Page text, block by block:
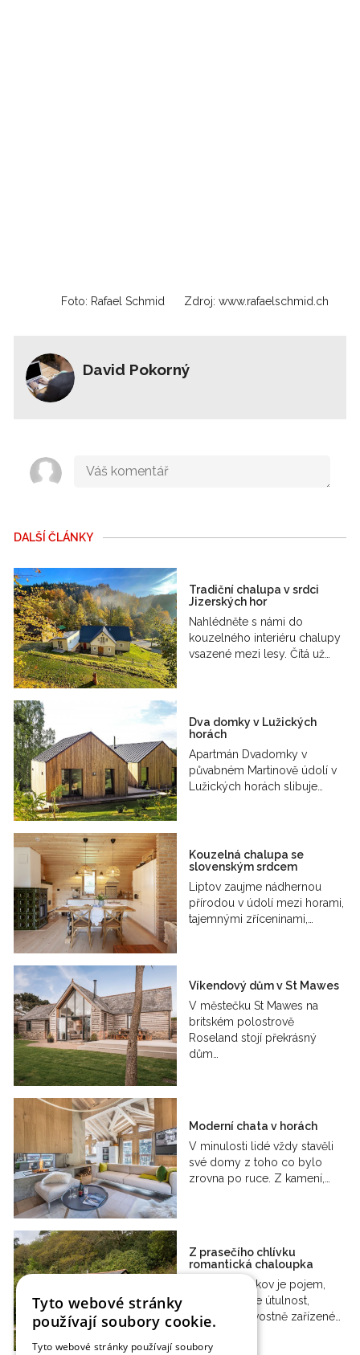
Foto: Rafael Schmid Zdroj: www.rafaelschmid.ch
David Pokorný
DALŠÍ ČLÁNKY
Tradiční chalupa v srdci
Jizerských hor
Nahlédněte s námi do
kouzelného interiéru chalupy
vsazené mezi lesy. Čítá už…
Dva domky v Lužických
horách
Apartmán Dvadomky v
půvabném Martinově údolí v
Lužických horách slibuje…
Kouzelná chalupa se
slovenským srdcem
Liptov zaujme nádhernou
přírodou v údolí mezi horami,
tajemnými zříceninami,…
Víkendový dům v St Mawes
V městečku St Mawes na
britském polostrově
Roseland stojí překrásný
dům…
Moderní chata v horách
V minulosti lidé vždy stavěli
své domy z toho co bylo
zrovna po ruce. Z kamení,…
Z prasečího chlívku
romantická chaloupka
Anglický venkov je pojem,
který zaručuje útulnost,
pohodlí a skvostně zařízené…
Tyto webové stránky
používají soubory cookie.
Tyto webové stránky používají soubory